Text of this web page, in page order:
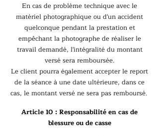
En cas de problème technique avec le
matériel photographique ou d'un accident
quelconque pendant la prestation et
empêchant la photographe de réaliser le
travail demandé, l'intégralité du montant
versé sera remboursée.
Le client pourra également accepter le report
de la séance à une date ultérieure, dans ce
cas, le montant versé ne sera pas remboursé.
Article 10 : Responsabilité en cas de
blessure ou de casse